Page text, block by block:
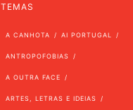
TEMAS
A CANHOTA AI PORTUGAL
ANTROPOFOBIAS
A OUTRA FACE
ARTES, LETRAS E IDEIAS